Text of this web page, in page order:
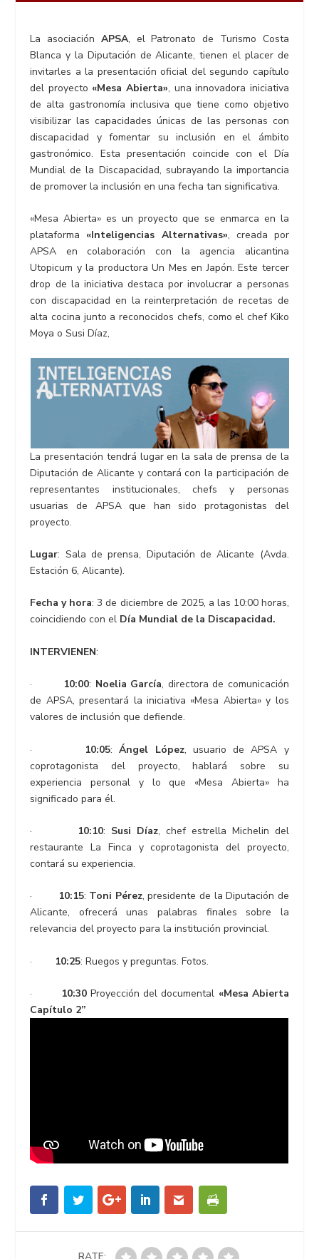
La asociación APSA, el Patronato de Turismo Costa
Blanca y la Diputación de Alicante, tienen el placer de
invitarles a la presentación oficial del segundo capítulo
del proyecto «Mesa Abierta», una innovadora iniciativa
de alta gastronomía inclusiva que tiene como objetivo
visibilizar las capacidades únicas de las personas con
discapacidad y fomentar su inclusión en el ámbito
gastronómico. Esta presentación coincide con el Día
Mundial de la Discapacidad, subrayando la importancia
de promover la inclusión en una fecha tan significativa.
«Mesa Abierta» es un proyecto que se enmarca en la
plataforma «Inteligencias Alternativas», creada por
APSA en colaboración con la agencia alicantina
Utopicum y la productora Un Mes en Japón. Este tercer
drop de la iniciativa destaca por involucrar a personas
con discapacidad en la reinterpretación de recetas de
alta cocina junto a reconocidos chefs, como el chef Kiko
Moya o Susi Díaz,
La presentación tendrá lugar en la sala de prensa de la
Diputación de Alicante y contará con la participación de
representantes institucionales, chefs y personas
usuarias de APSA que han sido protagonistas del
proyecto.
Lugar: Sala de prensa, Diputación de Alicante (Avda.
Estación 6, Alicante).
Fecha y hora: 3 de diciembre de 2025, a las 10:00 horas,
coincidiendo con el Día Mundial de la Discapacidad.
INTERVIENEN:
· 10:00: Noelia García, directora de comunicación
de APSA, presentará la iniciativa «Mesa Abierta» y los
valores de inclusión que defiende.
· 10:05:Ángel López, usuario de APSA y
coprotagonista del proyecto, hablará sobre su
experiencia personal y lo que «Mesa Abierta» ha
significado para él.
· 10:10: Susi Díaz, chef estrella Michelin del
restaurante La Finca y coprotagonista del proyecto,
contará su experiencia.
· 10:15: Toni Pérez, presidente de la Diputación de
Alicante, ofrecerá unas palabras finales sobre la
relevancia del proyecto para la institución provincial.
· 10:25: Ruegos y preguntas. Fotos.
· 10:30Proyección del documental «Mesa Abierta
Capítulo 2”